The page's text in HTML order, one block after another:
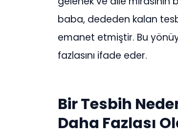
baba, dededen kalan
emanet etmiştir. Bu
fazlasını ifade eder.
Bir Tesbih
Daha Fazlası